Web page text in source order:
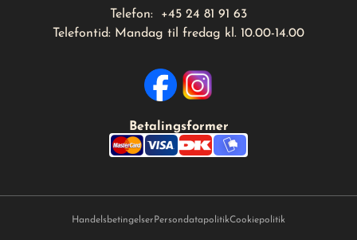
Telefon: +45 24 81 91 63
Telefontid: Mandag til fredag kl. 10.00-14.00
Betalingsformer
Handelsbetingelser PersondatapolitikCookiepolitik